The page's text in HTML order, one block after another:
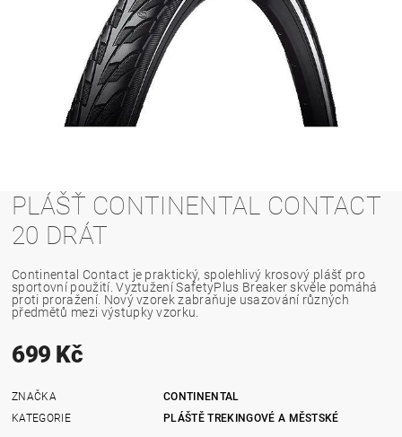
PLÁŠŤ CONTINENTAL CONTACT
20 DRÁT
Continental Contact je praktický, spolehlivý krosový plášť pro
sportovní použití. Vyztužení SafetyPlus Breaker skvěle pomáhá
proti proražení. Nový vzorek zabraňuje usazování různých
předmětů mezi výstupky vzorku.
699 Kč
ZNAČKA
CONTINENTAL
KATEGORIE
PLÁŠTĚ TREKINGOVÉ A MĚSTSKÉ